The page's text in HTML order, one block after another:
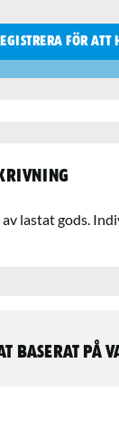
FÖR ATT
lastat gods.
baserat på